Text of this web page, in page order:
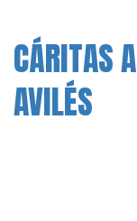
CÁRITAS
AVILÉS